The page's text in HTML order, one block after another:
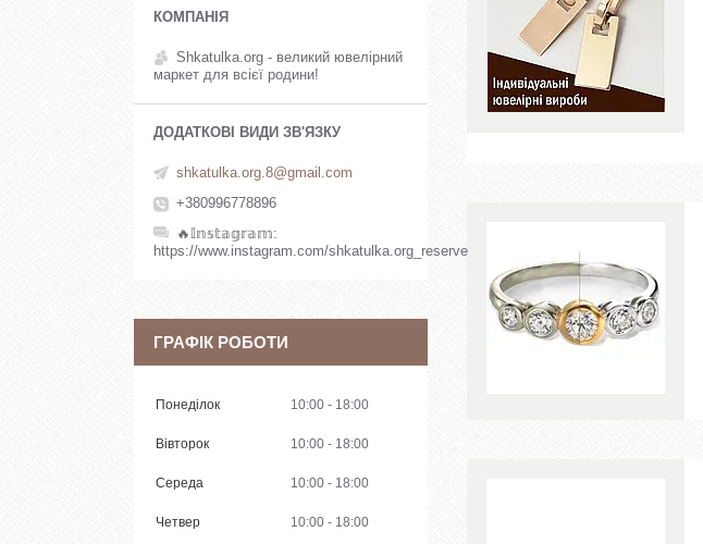
Shkatulka.org - великий ювелірний
маркет для всієї родини!
shkatulka.org.8@gmail.com
+380996778896
🔥𝕀𝕟𝕤𝕥𝕒𝕘𝕣𝕒𝕞
https://www.instagram.com/shkatulka.org_reserve
ГРАФІК РОБОТИ
Понеділок 10:00 18:00
Вівторок 10:00 18:00
Середа 10:00 18:00
Четвер 10:00 18:00